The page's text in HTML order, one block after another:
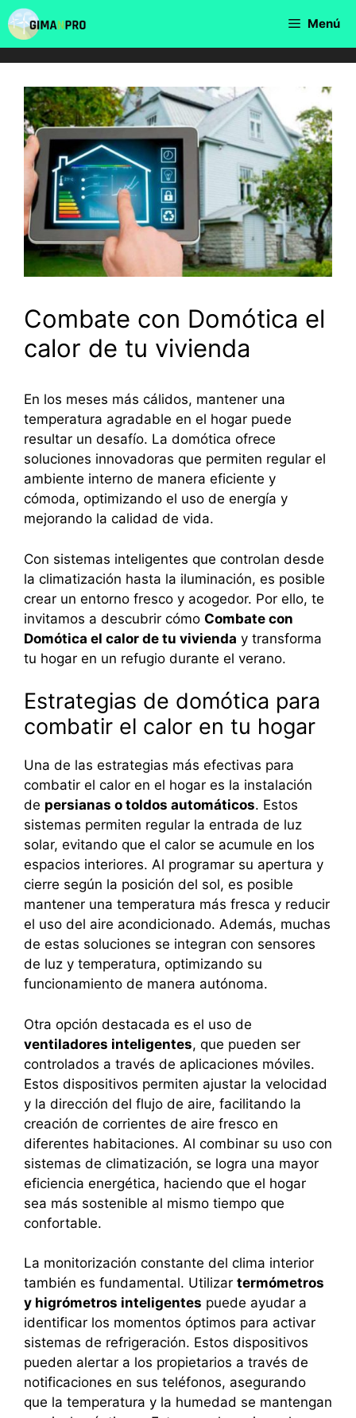
Saltar
al
contenido
Menú
Combate con Domótica el
calor de tu vivienda
En los meses más cálidos, mantener una
temperatura agradable en el hogar puede
resultar un desafío. La domótica ofrece
soluciones innovadoras que permiten regular el
ambiente interno de manera eficiente y
cómoda, optimizando el uso de energía y
mejorando la calidad de vida.
Con sistemas inteligentes que controlan desde
la climatización hasta la iluminación, es posible
crear un entorno fresco y acogedor. Por ello, te
invitamos a descubrir cómo Combate con
Domótica el calor de tu vivienda y transforma
tu hogar en un refugio durante el verano.
Estrategias de domótica para
combatir el calor en tu hogar
Una de las estrategias más efectivas para
combatir el calor en el hogar es la instalación
de persianas o toldos automáticos. Estos
sistemas permiten regular la entrada de luz
solar, evitando que el calor se acumule en los
espacios interiores. Al programar su apertura y
cierre según la posición del sol, es posible
mantener una temperatura más fresca y reducir
el uso del aire acondicionado. Además, muchas
de estas soluciones se integran con sensores
de luz y temperatura, optimizando su
funcionamiento de manera autónoma.
Otra opción destacada es el uso de
ventiladores inteligentes, que pueden ser
controlados a través de aplicaciones móviles.
Estos dispositivos permiten ajustar la velocidad
y la dirección del flujo de aire, facilitando la
creación de corrientes de aire fresco en
diferentes habitaciones. Al combinar su uso con
sistemas de climatización, se logra una mayor
eficiencia energética, haciendo que el hogar
sea más sostenible al mismo tiempo que
confortable.
La monitorización constante del clima interior
también es fundamental. Utilizar termómetros
y higrómetros inteligentes puede ayudar a
identificar los momentos óptimos para activar
sistemas de refrigeración. Estos dispositivos
pueden alertar a los propietarios a través de
notificaciones en sus teléfonos, asegurando
que la temperatura y la humedad se mantengan